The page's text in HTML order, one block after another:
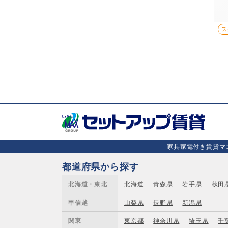
家具家電付き賃貸
都道府県から探す
北海道・東北 北海道 青森県 岩手県 秋田
甲信越 山梨県 長野県 新潟県
関東 東京都 神奈川県 埼玉県 千